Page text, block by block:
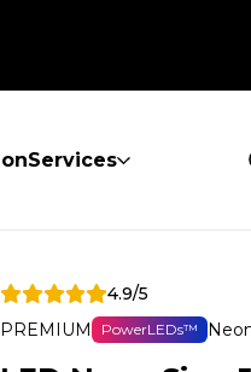
Services
4.9/5
PREMIUM
PowerLEDs™